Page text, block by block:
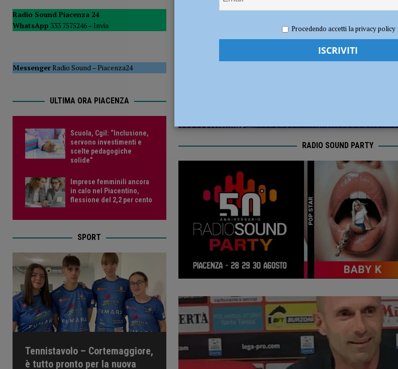
[ 5 Agosto 2026 ] Savino Orazzo è un nuovo difensore del Fiorenzuola CALCIO
Redazione MC Calcio,Eventi a Piacenza,Sport
RADIO SOUND PARTY
Radio Sound Piacenza 24
WhatsApp 333 7575246 – Invia
MessengerRadio Sound–Piacenza24
ULTIMA ORA PIACENZA
Scuola, Cgil: “Inclusione,
servono investimenti e
scelte pedagogiche
solide”
Imprese femminili ancora
in calo nel Piacentino,
flessione del 2,2 per cento
SPORT
Tennistavolo – Cortemaggiore,
è tutto pronto per la nuova
Procedendo accetti la privacy policy